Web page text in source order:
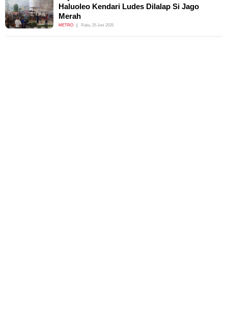
Haluoleo Kendari Ludes Dilalap Si Jago
Merah
METRO Rabu, 25 Juni 2025